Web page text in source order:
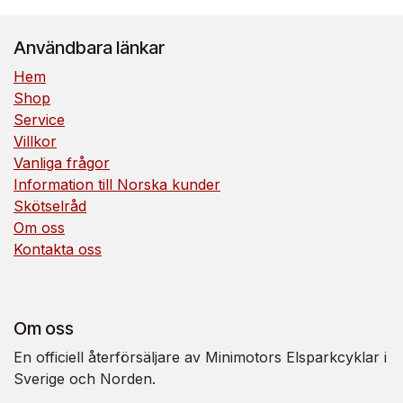
Användbara länkar
Hem
Shop
Service
Villkor
Vanliga frågor
Information till Norska kunder
Skötselråd
Om oss
Kontakta oss
Om oss
En officiell återförsäljare av Minimotors Elsparkcyklar i
Sverige och Norden.